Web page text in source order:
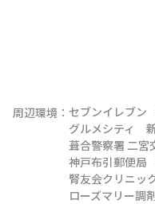
周辺環境： セブンイレブン
グルメシティ　
葺合警察署 二宮
神戸布引郵便局
腎友会クリニッ
ローズマリー調